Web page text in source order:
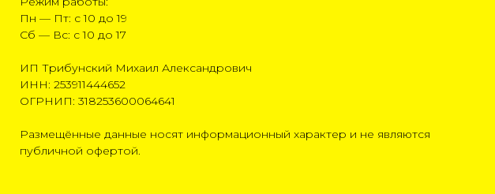
Пн — Пт: с 10 до 19
Сб — Вс: с 10 до 17
ИП Трибунский Михаил Александрович
ИНН: 253911444652
ОГРНИП: 318253600064641
Размещённые данные носят информационный характер и не являются
публичной офертой.